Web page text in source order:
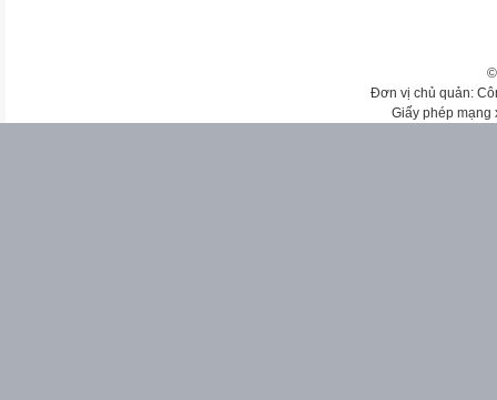
Đơn vị chủ quản:
Giấy phép mạng